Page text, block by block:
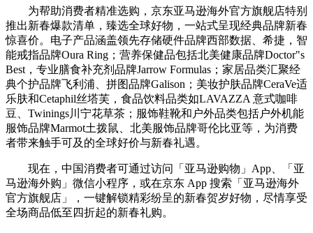
为帮助消费者精准选购，京东亚马逊海外官方旗舰店特别
推出新春爆款清单，臻选全球好物，一站式呈现经典品牌新春
惊喜价。电子产品涵盖领先存储硬件品牌西部数据、希捷，智
能戒指品牌Oura Ring；营养保健品包括北美健康品牌Doctor"s
Best，专业膳食补充剂品牌Jarrow Formulas；家居品类汇聚经
典个护品牌飞利浦、拼图品牌Galison；美妆护肤品牌CeraVe适
乐肤和Cetaphil丝塔芙，食品饮料品类如LAVAZZA 意式咖啡
豆、Twinings川宁花草茶；服饰鞋靴和户外品类包括户外机能
服饰品牌Marmot土拨鼠、北美服饰品牌哥伦比亚等，为消费
者带来触手可及的全球好价与新春礼遇。
现在，中国消费者可通过访问「亚马逊购物」App、「亚
马逊海外购」微信小程序，或在京东 App 搜索「亚马逊海外
官方旗舰店」，一键解锁精彩纷呈的新春贺岁好物，尽情享受
全场商品低至四折起的新春礼购。